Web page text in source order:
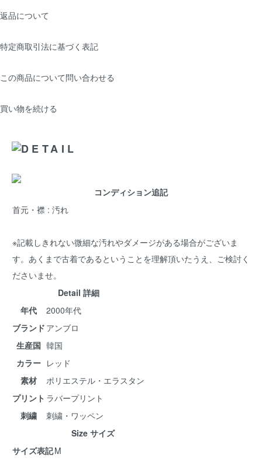
返品について
特定商取引法に基づく表記
この商品について問い合わせる
買い物を続ける
コンディション追記
首元・襟 : 汚れ
※記載しきれない微細な汚れやダメージがある場合がございま
す。あくまで古着であるということを理解頂いたうえ、ご検討く
ださいませ。
Detail 詳細
年代
2000年代
ブランド アンブロ
生産国 韓国
カラー レッド
素材
ポリエステル・エラスタン
プリント ラバープリント
刺繍
刺繍・ワッペン
Size サイズ
サイズ表記M